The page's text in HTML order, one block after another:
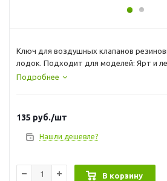
Ключ для воздушных клапанов
лодок. Подходит для моделей: Ярт и
Материал - металл. Страна
Подробнее
135 руб./шт
Нашли дешевле?
В корзину